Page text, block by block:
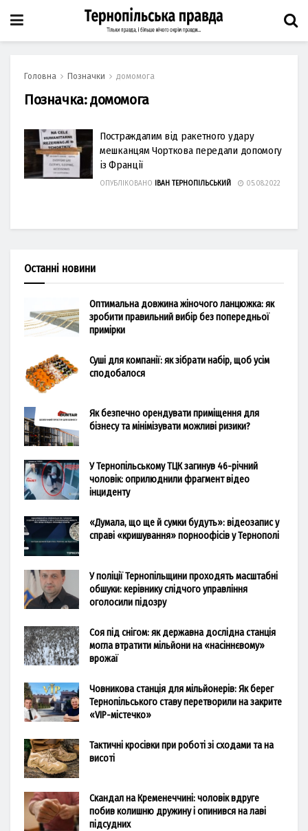
Головна Позначки домомога
Позначка:домомога
Постраждалим від ракетного удару
мешканцям Чорткова передали допомогу
із Франції
ОПУБЛІКОВАНО ІВАН ТЕРНОПІЛЬСЬКИЙ 05.08.2022
Останні новини
Оптимальна довжина жіночого ланцюжка: як
зробити правильний вибір без попередньої
примірки
Суші для компанії: як зібрати набір, щоб усім
сподобалося
Як безпечно орендувати приміщення для
бізнесу та мінімізувати можливі ризики?
У Тернопільському ТЦК загинув 46-річний
чоловік: оприлюднили фрагмент відео
інциденту
«Думала, що ще й сумки будуть»: відеозапис у
справі «кришування» порноофісів у Тернополі
У поліції Тернопільщини проходять масштабні
обшуки: керівнику слідчого управління
оголосили підозру
Соя під снігом: як державна дослідна станція
могла втратити мільйони на «насіннєвому»
врожаї
Човникова станція для мільйонерів: Як берег
Тернопільського ставу перетворили на закрите
«VIP-містечко»
Тактичні кросівки при роботі зі сходами та на
висоті
Скандал на Кременеччині: чоловік вдруге
побив колишню дружину і опинився на лаві
підсудних